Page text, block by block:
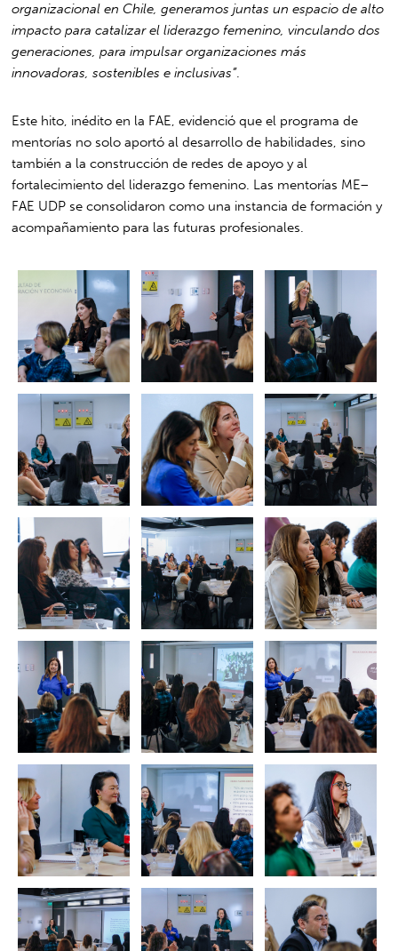
organizacional en Chile, generamos juntas un espacio de alto
impacto para catalizar el liderazgo femenino, vinculando dos
generaciones, para impulsar organizaciones más
innovadoras, sostenibles e inclusivas”.
Este hito, inédito en la FAE, evidenció que el programa de
mentorías no solo aportó al desarrollo de habilidades, sino
también a la construcción de redes de apoyo y al
fortalecimiento del liderazgo femenino. Las mentorías ME–
FAE UDP se consolidaron como una instancia de formación y
acompañamiento para las futuras profesionales.